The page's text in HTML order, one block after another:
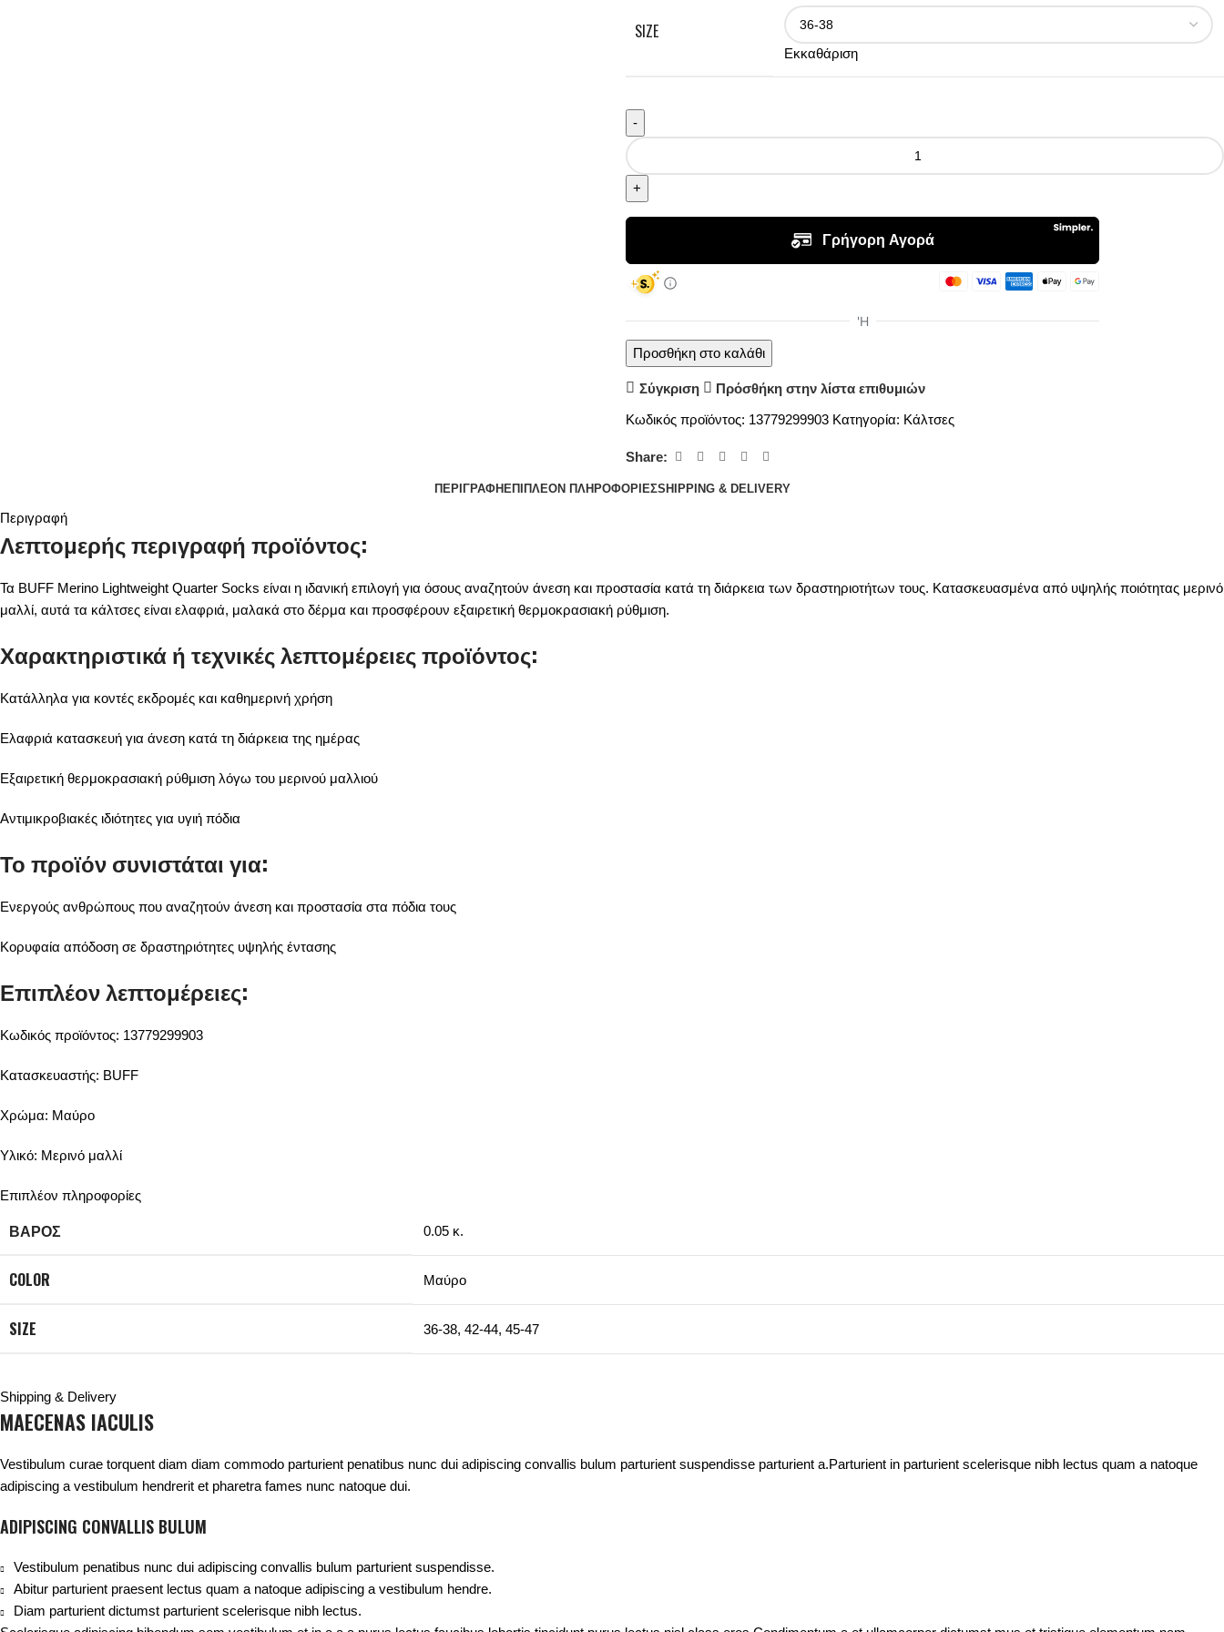
SIZE
Εκκαθάριση
Προσθήκη στο καλάθι
Σύγκριση Πρόσθήκη στην λίστα επιθυμιών
Κωδικός προϊόντος: 13779299903 Κατηγορία: Κάλτσες
Share:
ΠΕΡΙΓΡΑΦΉΕΠΙΠΛΈΟΝ ΠΛΗΡΟΦΟΡΊΕΣSHIPPING & DELIVERY
Περιγραφή
Λεπτομερής περιγραφή προϊόντος:
Τα BUFF Merino Lightweight Quarter Socks είναι η ιδανική επιλογή για όσους αναζητούν άνεση και προστασία κατά τη διάρκεια των δραστηριοτήτων τους. Κατασκευασμένα από υψηλής ποιότητας μερινό
μαλλί, αυτά τα κάλτσες είναι ελαφριά, μαλακά στο δέρμα και προσφέρουν εξαιρετική θερμοκρασιακή ρύθμιση.
Χαρακτηριστικά ή τεχνικές λεπτομέρειες προϊόντος:
Κατάλληλα για κοντές εκδρομές και καθημερινή χρήση
Ελαφριά κατασκευή για άνεση κατά τη διάρκεια της ημέρας
Εξαιρετική θερμοκρασιακή ρύθμιση λόγω του μερινού μαλλιού
Αντιμικροβιακές ιδιότητες για υγιή πόδια
Το προϊόν συνιστάται για:
Ενεργούς ανθρώπους που αναζητούν άνεση και προστασία στα πόδια τους
Κορυφαία απόδοση σε δραστηριότητες υψηλής έντασης
Επιπλέον λεπτομέρειες:
Κωδικός προϊόντος: 13779299903
Κατασκευαστής: BUFF
Χρώμα: Μαύρο
Υλικό: Μερινό μαλλί
Επιπλέον πληροφορίες
ΒΆΡΟΣ 0.05 κ.
COLOR Μαύρο
SIZE 36-38, 42-44, 45-47
Shipping & Delivery
MAECENAS IACULIS
Vestibulum curae torquent diam diam commodo parturient penatibus nunc dui adipiscing convallis bulum parturient suspendisse parturient a.Parturient in parturient scelerisque nibh lectus quam a natoque
adipiscing a vestibulum hendrerit et pharetra fames nunc natoque dui.
ADIPISCING CONVALLIS BULUM
Vestibulum penatibus nunc dui adipiscing convallis bulum parturient suspendisse.
Abitur parturient praesent lectus quam a natoque adipiscing a vestibulum hendre.
Diam parturient dictumst parturient scelerisque nibh lectus.